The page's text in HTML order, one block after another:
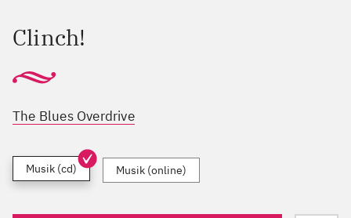
Clinch!
The Blues Overdrive
Musik (cd) Musik (online)